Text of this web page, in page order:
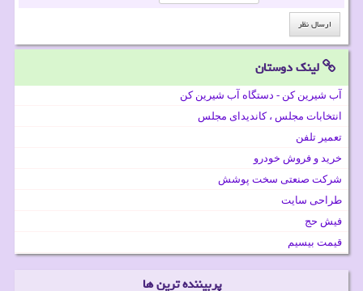
لینک دوستان
آب شیرین کن - دستگاه آب شیرین کن
انتخابات مجلس ، کاندیدای مجلس
تعمیر تلفن
خرید و فروش خودرو
شرکت صنعتی سخت پوشش
طراحی سایت
فیش حج
قیمت بیسیم
پربیننده ترین ها